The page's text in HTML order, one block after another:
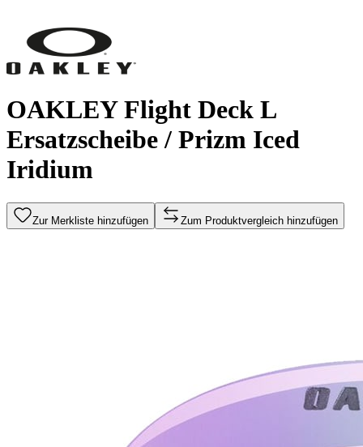
OAKLEY Flight Deck L
Ersatzscheibe / Prizm Iced
Iridium
Zur Merkliste hinzufügen Zum Produktvergleich hinzufügen